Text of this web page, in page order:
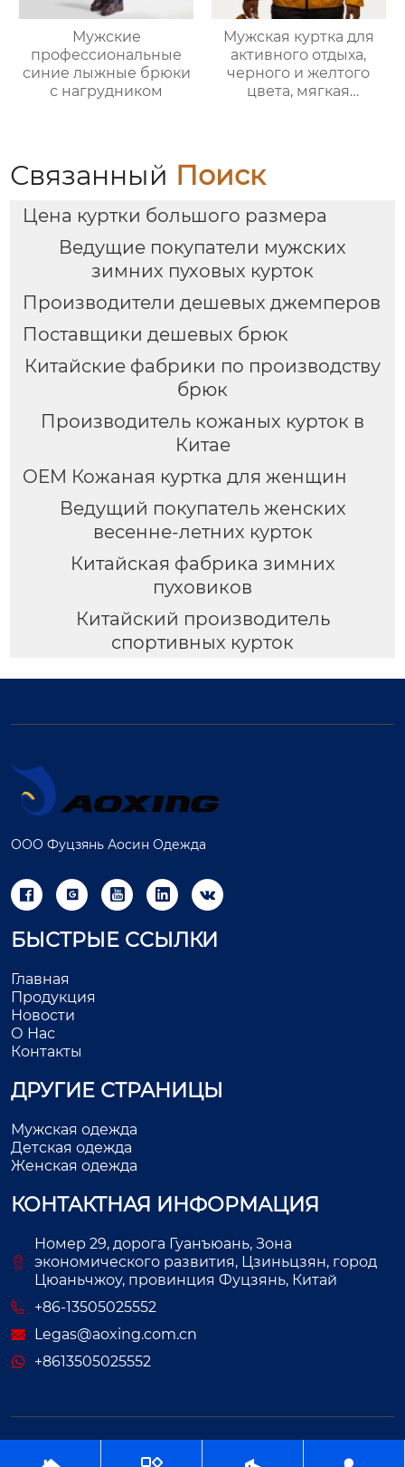
Мужские
профессиональные
синие лыжные брюки
с нагрудником
Мужская куртка для
активного отдыха,
черного и желтого
цвета, мягкая
Связанный Поиск
Цена куртки большого размера
Ведущие покупатели мужских
зимних пуховых курток
Производители дешевых джемперов
Поставщики дешевых брюк
Китайские фабрики по производству
брюк
Производитель кожаных курток в
Китае
OEM Кожаная куртка для женщин
Ведущий покупатель женских
весенне-летних курток
Китайская фабрика зимних
пуховиков
Китайский производитель
спортивных курток
ООО Фуцзянь Аосин Одежда
    
БЫСТРЫЕ ССЫЛКИ
Главная
Продукция
Новости
О Нас
Контакты
ДРУГИЕ СТРАНИЦЫ
Мужская одежда
Детская одежда
Женская одежда
КОНТАКТНАЯ ИНФОРМАЦИЯ
Номер 29, дорога Гуанъюань, Зона
экономического развития, Цзиньцзян, город
Цюаньчжоу, провинция Фуцзянь, Китай
+86-13505025552
Legas@aoxing.com.cn
+8613505025552